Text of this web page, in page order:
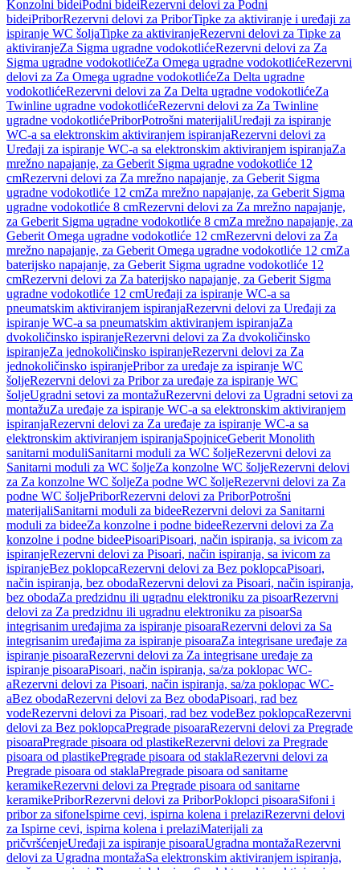
Konzolni bideiPodni bideiRezervni delovi za Podni
bideiPriborRezervni delovi za PriborTipke za aktiviranje i uređaji za
ispiranje WC šoljaTipke za aktiviranjeRezervni delovi za Tipke za
aktiviranjeZa Sigma ugradne vodokotlićeRezervni delovi za Za
Sigma ugradne vodokotlićeZa Omega ugradne vodokotlićeRezervni
delovi za Za Omega ugradne vodokotlićeZa Delta ugradne
vodokotlićeRezervni delovi za Za Delta ugradne vodokotlićeZa
Twinline ugradne vodokotlićeRezervni delovi za Za Twinline
ugradne vodokotlićePriborPotrošni materijaliUređaji za ispiranje
WC-a sa elektronskim aktiviranjem ispiranjaRezervni delovi za
Uređaji za ispiranje WC-a sa elektronskim aktiviranjem ispiranjaZa
mrežno napajanje, za Geberit Sigma ugradne vodokotliće 12
cmRezervni delovi za Za mrežno napajanje, za Geberit Sigma
ugradne vodokotliće 12 cmZa mrežno napajanje, za Geberit Sigma
ugradne vodokotliće 8 cmRezervni delovi za Za mrežno napajanje,
za Geberit Sigma ugradne vodokotliće 8 cmZa mrežno napajanje, za
Geberit Omega ugradne vodokotliće 12 cmRezervni delovi za Za
mrežno napajanje, za Geberit Omega ugradne vodokotliće 12 cmZa
baterijsko napajanje, za Geberit Sigma ugradne vodokotliće 12
cmRezervni delovi za Za baterijsko napajanje, za Geberit Sigma
ugradne vodokotliće 12 cmUređaji za ispiranje WC-a sa
pneumatskim aktiviranjem ispiranjaRezervni delovi za Uređaji za
ispiranje WC-a sa pneumatskim aktiviranjem ispiranjaZa
dvokoličinsko ispiranjeRezervni delovi za Za dvokoličinsko
ispiranjeZa jednokoličinsko ispiranjeRezervni delovi za Za
jednokoličinsko ispiranjePribor za uređaje za ispiranje WC
šoljeRezervni delovi za Pribor za uređaje za ispiranje WC
šoljeUgradni setovi za montažuRezervni delovi za Ugradni setovi za
montažuZa uređaje za ispiranje WC-a sa elektronskim aktiviranjem
ispiranjaRezervni delovi za Za uređaje za ispiranje WC-a sa
elektronskim aktiviranjem ispiranjaSpojniceGeberit Monolith
sanitarni moduliSanitarni moduli za WC šoljeRezervni delovi za
Sanitarni moduli za WC šoljeZa konzolne WC šoljeRezervni delovi
za Za konzolne WC šoljeZa podne WC šoljeRezervni delovi za Za
podne WC šoljePriborRezervni delovi za PriborPotrošni
materijaliSanitarni moduli za bideeRezervni delovi za Sanitarni
moduli za bideeZa konzolne i podne bideeRezervni delovi za Za
konzolne i podne bideePisoariPisoari, način ispiranja, sa ivicom za
ispiranjeRezervni delovi za Pisoari, način ispiranja, sa ivicom za
ispiranjeBez poklopcaRezervni delovi za Bez poklopcaPisoari,
način ispiranja, bez obodaRezervni delovi za Pisoari, način ispiranja,
bez obodaZa predzidnu ili ugradnu elektroniku za pisoarRezervni
delovi za Za predzidnu ili ugradnu elektroniku za pisoarSa
integrisanim uređajima za ispiranje pisoaraRezervni delovi za Sa
integrisanim uređajima za ispiranje pisoaraZa integrisane uređaje za
ispiranje pisoaraRezervni delovi za Za integrisane uređaje za
ispiranje pisoaraPisoari, način ispiranja, sa/za poklopac WC-
aRezervni delovi za Pisoari, način ispiranja, sa/za poklopac WC-
aBez obodaRezervni delovi za Bez obodaPisoari, rad bez
vodeRezervni delovi za Pisoari, rad bez vodeBez poklopcaRezervni
delovi za Bez poklopcaPregrade pisoaraRezervni delovi za Pregrade
pisoaraPregrade pisoara od plastikeRezervni delovi za Pregrade
pisoara od plastikePregrade pisoara od staklaRezervni delovi za
Pregrade pisoara od staklaPregrade pisoara od sanitarne
keramikeRezervni delovi za Pregrade pisoara od sanitarne
keramikePriborRezervni delovi za PriborPoklopci pisoaraSifoni i
pribor za sifoneIspirne cevi, ispirna kolena i prelaziRezervni delovi
za Ispirne cevi, ispirna kolena i prelaziMaterijali za
pričvršćenjeUređaji za ispiranje pisoaraUgradna montažaRezervni
delovi za Ugradna montažaSa elektronskim aktiviranjem ispiranja,